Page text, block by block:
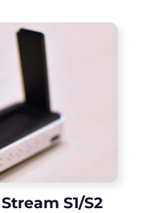
S1/S2